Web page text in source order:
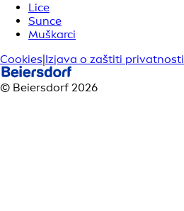
Lice
Sunce
Muškarci
Cookies|Izjava o zaštiti privatnosti
© Beiersdorf 2026